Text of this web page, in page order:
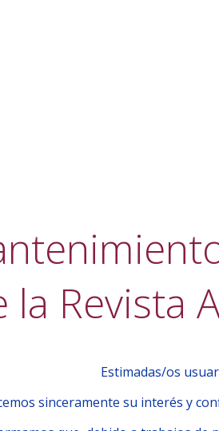
la Revista
Estimadas/os
sinceramente su interés y